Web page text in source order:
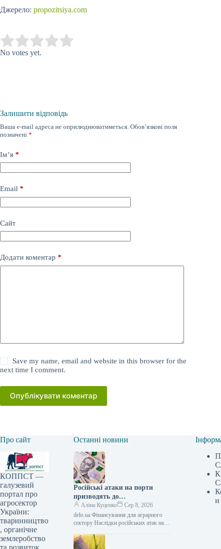
Джерело: propozitsiya.com
Rate this item:
No votes yet.
Залишити відповідь
Ваша e-mail адреса не оприлюднюватиметься. Обов’язкові поля
позначені *
Ім’я *
Email *
Сайт
Додати коментар *
Save my name, email and website in this browser for the
next time I comment.
Опублікувати коментар
Про сайт
КОППСТ —
галузевий
портал про
агросектор
України:
тваринництво
, органічне
землеробство
та розвиток
Останні новини
Російські атаки на порти
призводять до
багатомільярдних збитків для
України: один удар сягає 30
мільйонів доларів —
Аліна Куценко
Сер 8, 2026
delo.ua Фінансування для аграрного
сектору Наслідки російських атак на
можуть сягати прямих збитків у
десятки мільйонів доларів.…
и